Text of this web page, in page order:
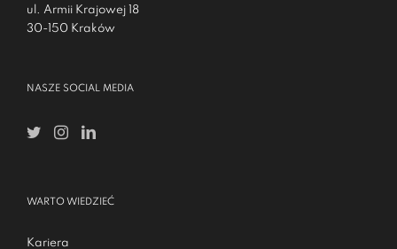
ul. Armii Krajowej 18
30-150 Kraków
NASZE SOCIAL MEDIA
WARTO WIEDZIEĆ
Kariera